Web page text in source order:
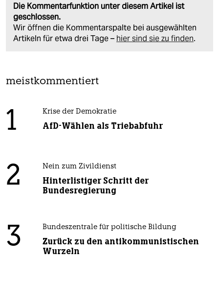
Die Kommentarfunktion unter diesem Artikel ist
geschlossen.
Wir öffnen die Kommentarspalte bei ausgewählten
Artikeln für etwa drei Tage – hier sind sie zu finden.
meistkommentiert
1 Krise der Demokratie
AfD-Wählen als Triebabfuhr
2 Nein zum Zivildienst
Hinterlistiger Schritt der
Bundesregierung
3 Bundeszentrale für politische Bildung
Zurück zu den antikommunistischen
Wurzeln